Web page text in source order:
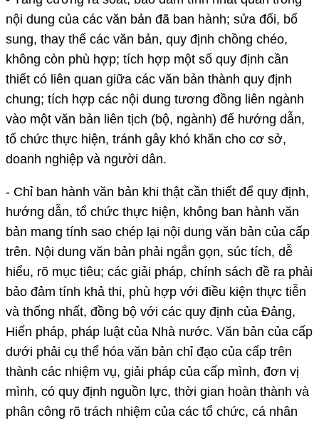
nội dung của các văn bản đã ban hành; sửa đổi, bổ
sung, thay thế các văn bản, quy định chồng chéo,
không còn phù hợp; tích hợp một số quy định cần
thiết có liên quan giữa các văn bản thành quy định
chung; tích hợp các nội dung tương đồng liên ngành
vào một văn bản liên tịch (bộ, ngành) để hướng dẫn,
tổ chức thực hiện, tránh gây khó khăn cho cơ sở,
doanh nghiệp và người dân.
- Chỉ ban hành văn bản khi thật cần thiết để quy định,
hướng dẫn, tổ chức thực hiện, không ban hành văn
bản mang tính sao chép lại nội dung văn bản của cấp
trên. Nội dung văn bản phải ngắn gọn, súc tích, dễ
hiểu, rõ mục tiêu; các giải pháp, chính sách đề ra phải
bảo đảm tính khả thi, phù hợp với điều kiện thực tiễn
và thống nhất, đồng bộ với các quy định của Đảng,
Hiến pháp, pháp luật của Nhà nước. Văn bản của cấp
dưới phải cụ thể hóa văn bản chỉ đạo của cấp trên
thành các nhiệm vụ, giải pháp của cấp mình, đơn vị
mình, có quy định nguồn lực, thời gian hoàn thành và
phân công rõ trách nhiệm của các tổ chức, cá nhân